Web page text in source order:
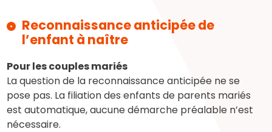
Reconnaissance anticipée de
l’enfant à naître
Pour les couples mariés
La question de la reconnaissance anticipée ne se
pose pas. La filiation des enfants de parents mariés
est automatique, aucune démarche préalable n’est
nécessaire.